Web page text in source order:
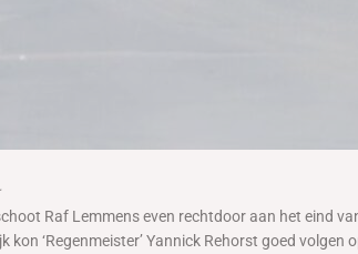
Raf Lemmens even rechtdoor aan het eind
kon ‘Regenmeister’ Yannick Rehorst goed